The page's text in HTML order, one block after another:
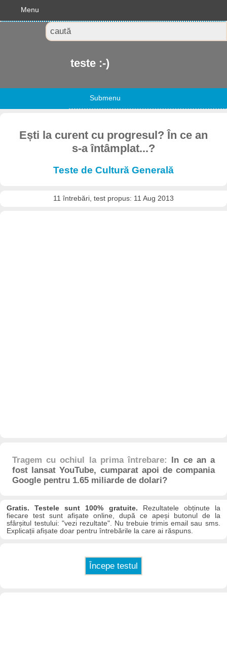
Menu
teste :-)
Submenu
Ești la curent cu progresul? În ce an
s-a întâmplat...?
Teste de Cultură Generală
11 întrebări, test propus: 11 Aug 2013
Tragem cu ochiul la prima întrebare:
In ce an a
fost lansat YouTube, cumparat apoi de compania
Google pentru 1.65 miliarde de dolari?
Gratis. Testele sunt 100% gratuite. Rezultatele obținute la
fiecare test sunt afișate online, după ce apeși butonul de la
sfârșitul testului: "vezi rezultate". Nu trebuie trimis email sau sms.
Explicații afișate doar pentru întrebările la care ai răspuns.